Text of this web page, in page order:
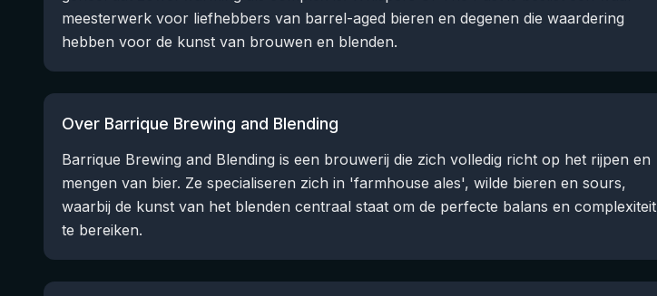
meesterwerk voor liefhebbers van barrel-aged bieren en degenen die waardering
hebben voor de kunst van brouwen en blenden.
Over Barrique Brewing and Blending
Barrique Brewing and Blending is een brouwerij die zich volledig richt op het rijpen en
mengen van bier. Ze specialiseren zich in 'farmhouse ales', wilde bieren en sours,
waarbij de kunst van het blenden centraal staat om de perfecte balans en complexiteit
te bereiken.